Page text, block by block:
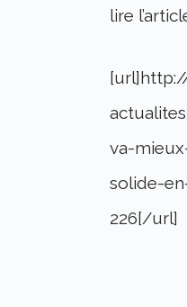
lire
va-
solide-
226[/url]